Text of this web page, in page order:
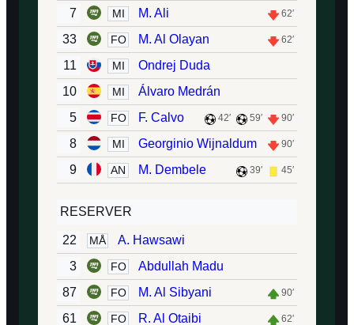
7
MI M. Ali 62′
33 FO M. Al Olayan 62′
11 MI
Ondrej Duda
10
MI
Álvaro Medrán
5
FO F. Calvo 42′ 59′ 90′
8 MI Georginio Wijnaldum 90′
9 AN M. Dembele 39′ 45′
RESERVER
22 MÅ
A. Hawsawi
3
FO
Abdullah Madu
87
FO M. Al Sibyani 90′
61 FO R. Al Otaibi 62′